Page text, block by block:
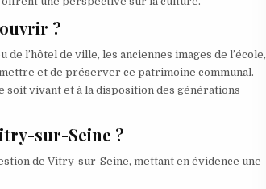
?
l’hôtel de ville, les anciennes images de l’école,
et de préserver ce patrimoine communal.
vivant et à la disposition des générations
sur-Seine ?
de Vitry-sur-Seine, mettant en évidence une